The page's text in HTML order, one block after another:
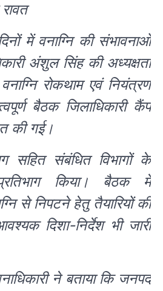
रावत
में वनाग्नि की संभावनाओं
अंशुल सिंह की अध्यक्षता
रोकथाम एवं नियंत्रण
बैठक जिलाधिकारी कैंप
की गई।
सहित संबंधित विभागों के
किया। बैठक में
से निपटने हेतु तैयारियों की
दिशा-निर्देश भी जारी
ने बताया कि जनपद